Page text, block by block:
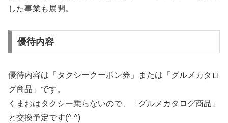
した事業も展開。
優待内容
優待内容は「タクシークーポン券」または「グルメカタロ
グ商品」です。
くまおはタクシー乗らないので、「グルメカタログ商品」
と交換予定です(^ ^)